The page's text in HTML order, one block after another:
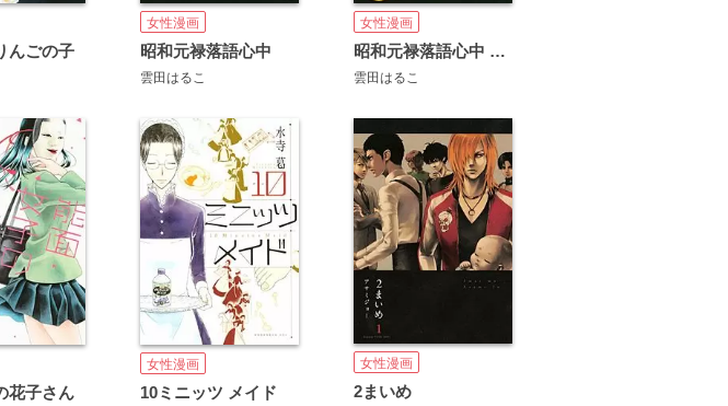
んごの子
女性漫画
昭和元禄落語心中
雲田はるこ
女性漫画
昭和元禄落語心中 電子特装版
雲田はるこ
花子さん
女性漫画
10ミニッツ メイド
女性漫画
2まいめ